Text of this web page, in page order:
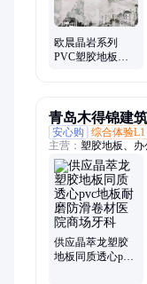
欧晨晶岩系列
PVC塑胶地板
青岛木得锦建
安心购
综合体验L1
主营： 塑胶地板、办
板
供应晶萃龙塑胶
地板同质透心pvc